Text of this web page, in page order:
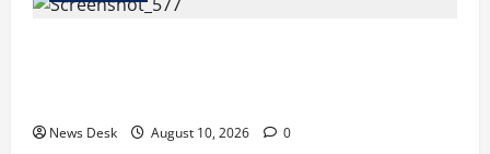
News Desk August 10, 2026
0